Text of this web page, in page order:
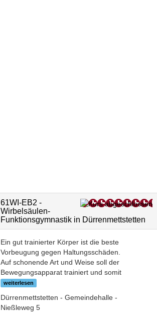
61WI-EB2 -
Wirbelsäulen-
Funktionsgymnastik in Dürrenmettstetten
Ein gut trainierter Körper ist die beste
Vorbeugung gegen Haltungsschäden.
Auf schonende Art und Weise soll der
Bewegungsapparat trainiert und somit
weiterlesen
Dürrenmettstetten - Gemeindehalle -
Nießleweg 5